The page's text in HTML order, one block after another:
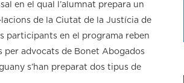
en el qual l’alumnat prepara un
de la Ciutat de la Justícia de
participants en el programa reben
advocats de Bonet Abogados
s’han preparat dos tipus de